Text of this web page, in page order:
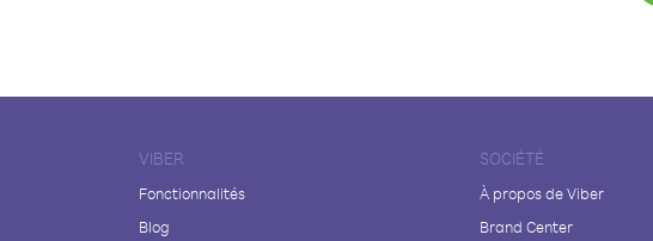
VIBER
Fonctionnalités
Blog
SOCIÉTÉ
À propos de Viber
Brand Center